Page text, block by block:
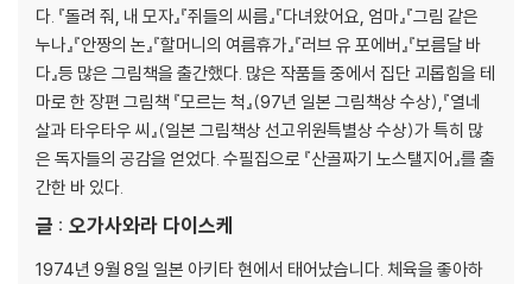
다. 『돌려 줘, 내 모자』『쥐들의 씨름』『다녀왔어요, 엄마』『그림 같은
누나』『안짱의 논』『할머니의 여름휴가』『러브 유 포에버』『보름달 바
다』등 많은 그림책을 출간했다. 많은 작품들 중에서 집단 괴롭힘을 테
마로 한 장편 그림책 『모르는 척』(97년 일본 그림책상 수상),『열네
살과 타우타우 씨』(일본 그림책상 선고위원특별상 수상)가 특히 많
은 독자들의 공감을 얻었다. 수필집으로 『산골짜기 노스탤지어』를 출
간한 바 있다.
글 : 오가사와라 다이스케
1974년 9월 8일 일본 아키타 현에서 태어났습니다. 체육을 좋아하